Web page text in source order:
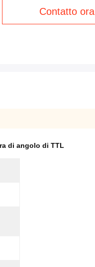
Contatto ora
di angolo di TTL